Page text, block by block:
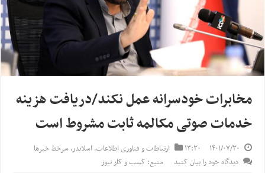
مخابرات خودسرانه عمل نکند/دریافت هزینه‌
خدمات صوتی مکالمه ثابت مشروط است
۱۴۰۱/۰۷/۳۰ ۱۳:۳۰ ارتباطات و فناوری اطلاعات,اسلایدر,سرخط خبرها
دیدگاه خود را بیان کنید
منبع: کسب و کار نیوز